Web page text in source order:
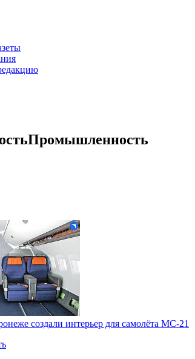
Промышленность
создали интерьер для самолёта МС-21